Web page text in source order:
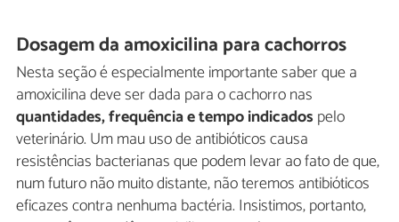
Dosagem da amoxicilina para cachorros
Nesta seção é especialmente importante saber que a
amoxicilina deve ser dada para o cachorro nas
quantidades, frequência e tempo indicados pelo
veterinário. Um mau uso de antibióticos causa
resistências bacterianas que podem levar ao fato de que,
num futuro não muito distante, não teremos antibióticos
eficazes contra nenhuma bactéria. Insistimos, portanto,